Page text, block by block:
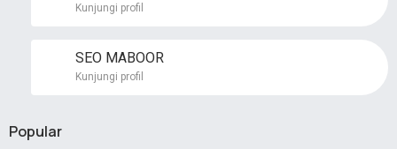
Kunjungi profil
SEO MABOOR
Kunjungi profil
Popular